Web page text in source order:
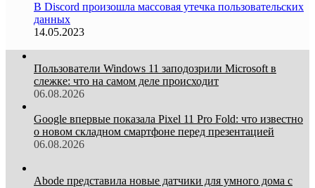
В Discord произошла массовая утечка пользовательских
данных
14.05.2023
Пользователи Windows 11 заподозрили Microsoft в
слежке: что на самом деле происходит
06.08.2026
Google впервые показала Pixel 11 Pro Fold: что известно
о новом складном смартфоне перед презентацией
06.08.2026
Abode представила новые датчики для умного дома с